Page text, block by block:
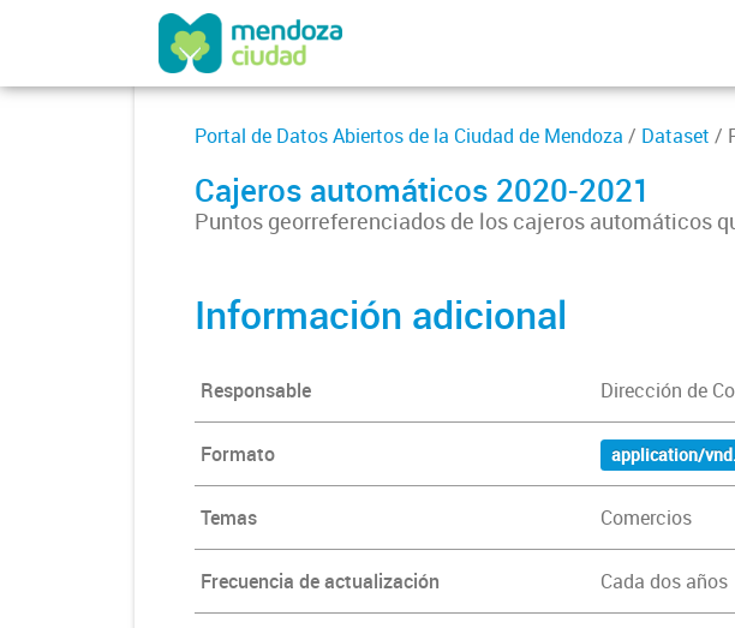
Portal de Datos Abiertos de la Ciudad de Mendoza / Dataset /
Cajeros automáticos 2020-2021
Puntos georreferenciados de los cajeros automáticos
Información adicional
Responsable Dirección de
Formato application/
Temas Comercios
Frecuencia de actualización Cada dos años